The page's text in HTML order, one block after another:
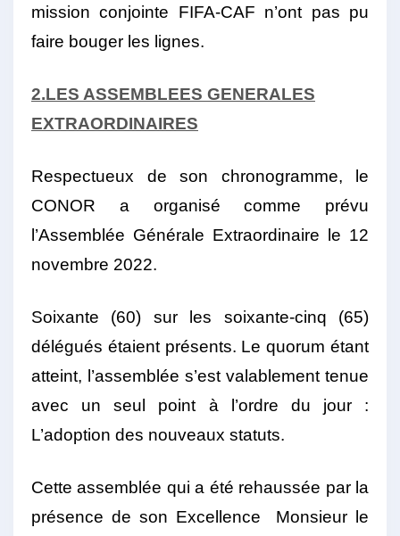
mission conjointe FIFA-CAF n’ont pas pu
faire bouger les lignes.
2.LES ASSEMBLEES GENERALES
EXTRAORDINAIRES
Respectueux de son chronogramme, le
CONOR a organisé comme prévu
l’Assemblée Générale Extraordinaire le 12
novembre 2022.
Soixante (60) sur les soixante-cinq (65)
délégués étaient présents. Le quorum étant
atteint, l’assemblée s’est valablement tenue
avec un seul point à l’ordre du jour :
L’adoption des nouveaux statuts.
Cette assemblée qui a été rehaussée par la
présence de son Excellence Monsieur le